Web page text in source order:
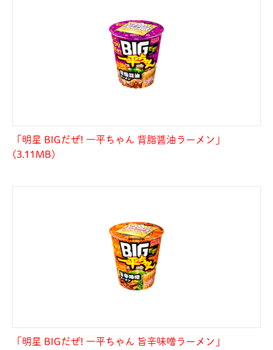
「明星 BIGだぜ! 一平ちゃん 背脂醤油ラーメン」
(3.11MB)
「明星 BIGだぜ! 一平ちゃん 旨辛味噌ラーメン」